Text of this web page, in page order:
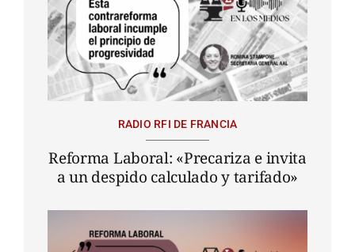
RADIO RFI DE FRANCIA
Reforma Laboral: «Precariza e invita
a un despido calculado y tarifado»